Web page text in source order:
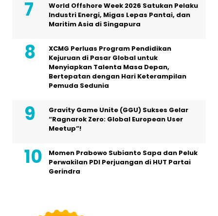
World Offshore Week 2026 Satukan Pelaku
Industri Energi, Migas Lepas Pantai, dan
Maritim Asia di Singapura
XCMG Perluas Program Pendidikan
Kejuruan di Pasar Global untuk
Menyiapkan Talenta Masa Depan,
Bertepatan dengan Hari Keterampilan
Pemuda Sedunia
Gravity Game Unite (GGU) Sukses Gelar
“Ragnarok Zero: Global European User
Meetup”!
Momen Prabowo Subianto Sapa dan Peluk
Perwakilan PDI Perjuangan di HUT Partai
Gerindra